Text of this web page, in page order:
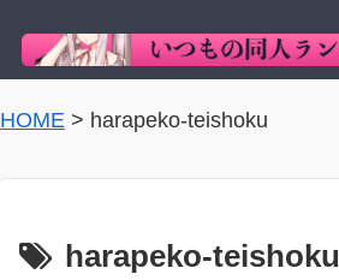
HOME > harapeko-teishoku
harapeko-teishoku